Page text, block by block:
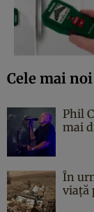
Cele mai
Phil
mai
În
viaţă